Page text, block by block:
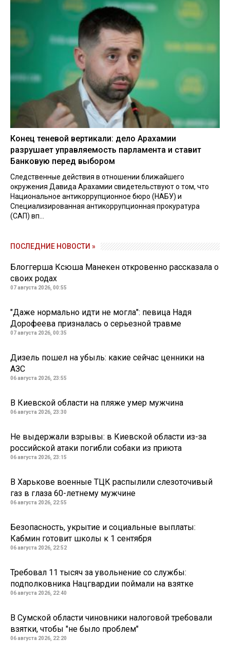
Конец теневой вертикали: дело Арахамии
разрушает управляемость парламента и ставит
Банковую перед выбором
Следственные действия в отношении ближайшего
окружения Давида Арахамии свидетельствуют о том, что
Национальное антикоррупционное бюро (НАБУ) и
Специализированная антикоррупционная прокуратура
(САП) вп...
ПОСЛЕДНИЕ НОВОСТИ »
Блоггерша Ксюша Манекен откровенно рассказала о
своих родах
07 августа 2026, 00:55
"Даже нормально идти не могла": певица Надя
Дорофеева призналась о серьезной травме
07 августа 2026, 00:35
Дизель пошел на убыль: какие сейчас ценники на
АЗС
06 августа 2026, 23:55
В Киевской области на пляже умер мужчина
06 августа 2026, 23:30
Не выдержали взрывы: в Киевской области из-за
российской атаки погибли собаки из приюта
06 августа 2026, 23:15
В Харькове военные ТЦК распылили слезоточивый
газ в глаза 60-летнему мужчине
06 августа 2026, 22:55
Безопасность, укрытие и социальные выплаты:
Кабмин готовит школы к 1 сентября
06 августа 2026, 22:52
Требовал 11 тысяч за увольнение со службы:
подполковника Нацгвардии поймали на взятке
06 августа 2026, 22:40
В Сумской области чиновники налоговой требовали
взятки, чтобы "не было проблем"
06 августа 2026, 22:20